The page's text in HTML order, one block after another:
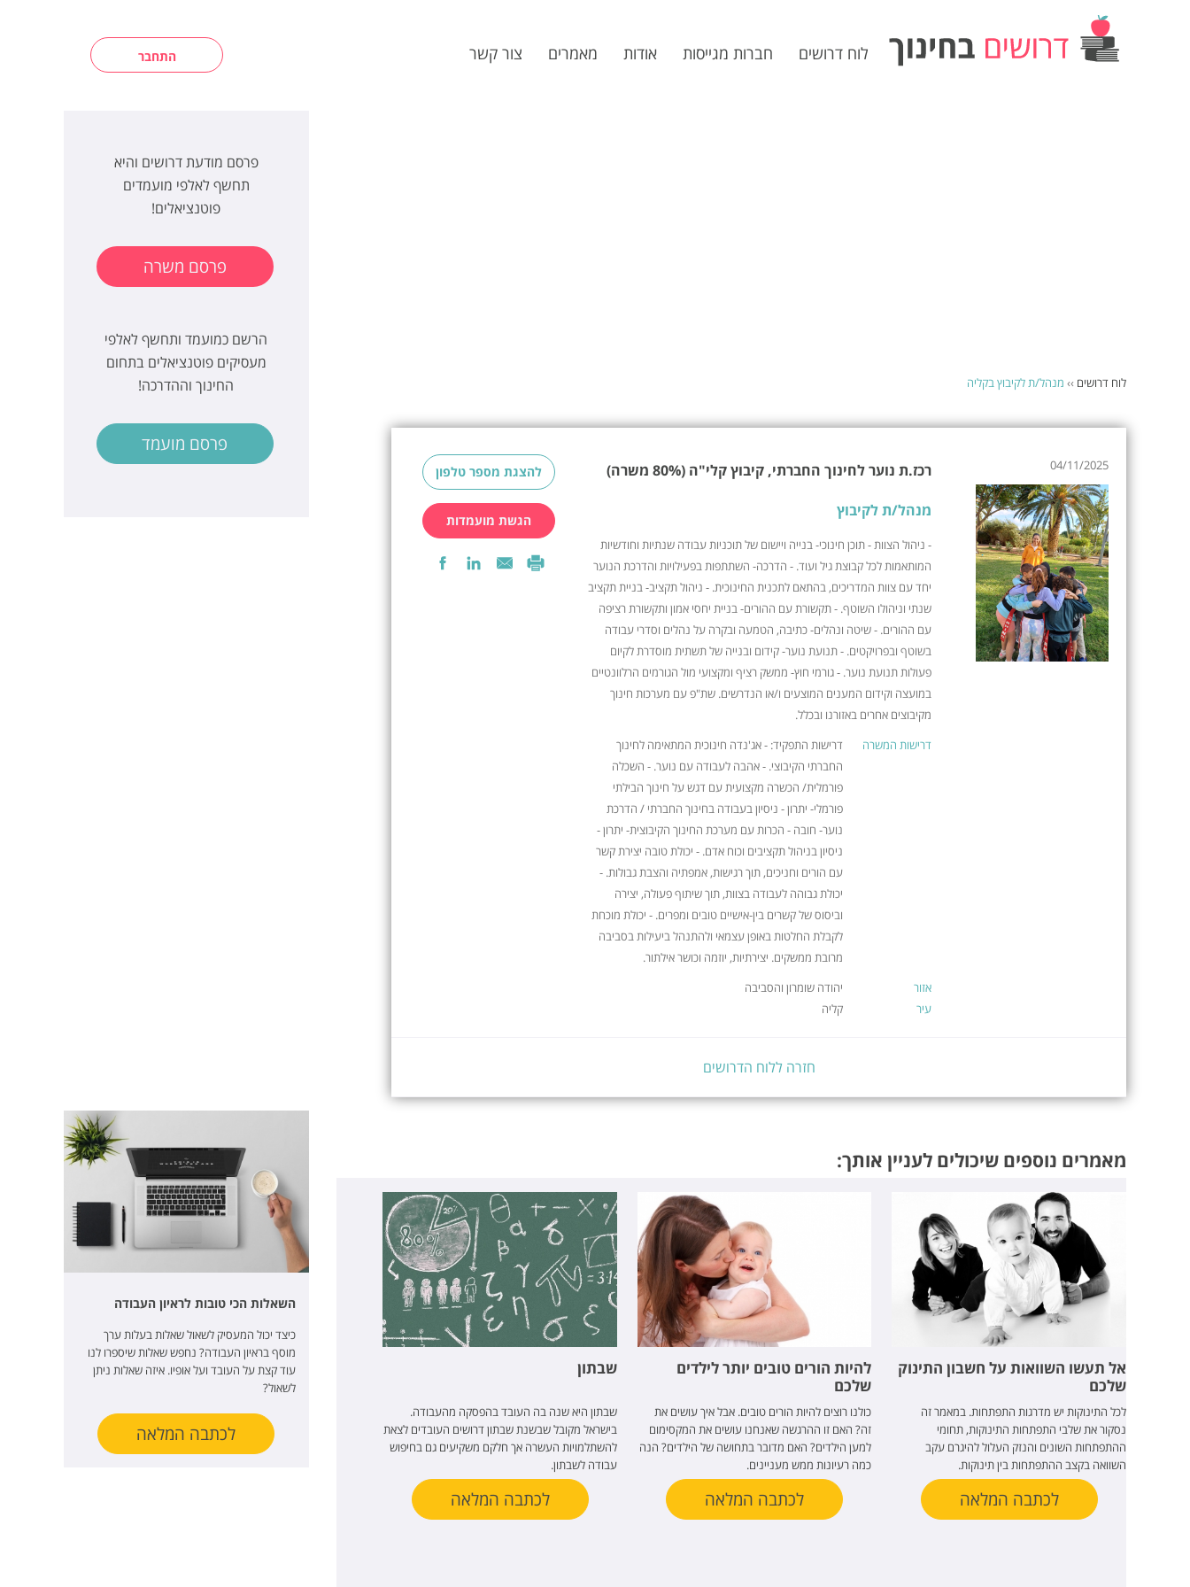
התחבר לוח דרושים חברות מגייסות אודות מאמרים צור קשר
לוח דרושים ›› מנהל/ת לקיבוץ בקליה
04/11/2025 רכז.ת נוער לחינוך החברתי, קיבוץ קלי"ה (80% משרה)
מנהל/ת לקיבוץ
- ניהול הצוות - תוכן חינוכי- בנייה ויישום של תוכניות עבודה שנתיות וחודשיות
המותאמות לכל קבוצת גיל ועוד. - הדרכה- השתתפות בפעילויות והדרכת הנוער
יחד עם צוות המדריכים, בהתאם לתכנית החינוכית. - ניהול תקציב- בניית תקציב
שנתי וניהולו השוטף. - תקשורת עם ההורים- בניית יחסי אמון ותקשורת רציפה
עם ההורים. - שיטה ונהלים- כתיבה, הטמעה ובקרה על נהלים וסדרי עבודה
בשוטף ובפרויקטים. - תנועת נוער- קידום ובנייה של תשתית מוסדרת לקיום
פעולות תנועת נוער. - גורמי חוץ- ממשק רציף ומקצועי מול הגורמים הרלוונטיים
במועצה וקידום המענים המוצעים ו/או הנדרשים. שת"פ עם מערכות חינוך
מקיבוצים אחרים באזורנו ובכלל.
דרישות המשרה
דרישות התפקיד: - אג'נדה חינוכית המתאימה לחינוך
החברתי הקיבוצי. - אהבה לעבודה עם נוער. - השכלה
פורמלית/ הכשרה מקצועית עם דגש על חינוך הבילתי
פורמלי- יתרון - ניסיון בעבודה בחינוך החברתי / הדרכת
נוער- חובה - הכרות עם מערכת החינוך הקיבוצית- יתרון -
ניסיון בניהול תקציבים וכוח אדם. - יכולת טובה יצירת קשר
עם הורים וחניכים, תוך רגישות, אמפתיה והצבת גבולות. -
יכולת גבוהה לעבודה בצוות, תוך שיתוף פעולה, יצירה
וביסוס של קשרים בין-אישיים טובים ומפרים. - יכולת מוכחת
לקבלת החלטות באופן עצמאי ולהתנהל ביעילות בסביבה
מרובת ממשקים. יצירתיות, יוזמה וכושר אילתור.
אזור
יהודה שומרון והסביבה
עיר
קליה
להצגת מספר טלפון
הגשת מועמדות
חזרה ללוח הדרושים
מאמרים נוספים שיכולים לעניין אותך:
אל תעשו השוואות על חשבון התינוק
שלכם
לכל התינוקות יש מדרגות התפתחות. במאמר זה
נסקור את שלבי התפתחות התינוקות, תחומי
ההתפתחות השונים והנזק העלול להיגרם עקב
השוואה בקצב ההתפתחות בין תינוקות.
לכתבה המלאה
להיות הורים טובים יותר לילדים
שלכם
כולנו רוצים להיות הורים טובים. אבל איך עושים את
זה? האם זו ההרגשה שאנחנו עושים את המקסימום
למען הילדים? האם מדובר בתחושה של הילדים? הנה
כמה רעיונות ממש מעניינים.
לכתבה המלאה
שבתון
שבתון היא שנה בה העובד בהפסקה מהעבודה.
בישראל מקובל שבשנת שבתון דרושים העובדים לצאת
להשתלמויות העשרה אך חלקם משקיעים גם בחיפוש
עבודה לשבתון.
לכתבה המלאה
פרסם מודעת דרושים והיא
תחשף לאלפי מועמדים
פוטנציאלים!
פרסם משרה
הרשם כמועמד ותחשף לאלפי
מעסיקים פוטנציאלים בתחום
החינוך וההדרכה!
פרסם מועמד
השאלות הכי טובות לראיון העבודה
כיצד יכול המעסיק לשאול שאלות בעלות ערך
מוסף בראיון העבודה? נחפש שאלות שיספרו לנו
עוד קצת על העובד ועל אופיו. איזה שאלות ניתן
לשאול?
לכתבה המלאה